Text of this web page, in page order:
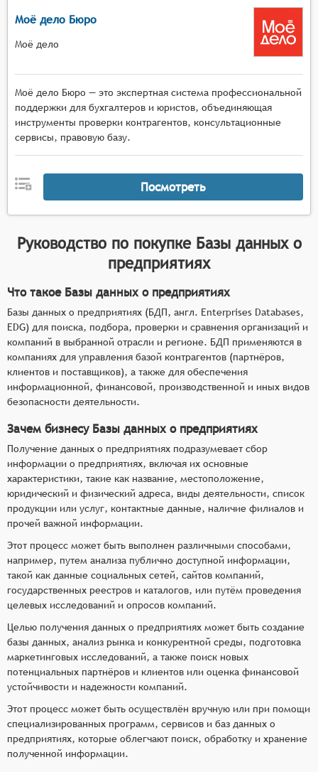
Моё дело Бюро
Моё дело
Моё дело Бюро — это экспертная система профессиональной
поддержки для бухгалтеров и юристов, объединяющая
инструменты проверки контрагентов, консультационные
сервисы, правовую базу.
Посмотреть
Руководство по покупке Базы данных о
предприятиях
Что такое Базы данных о предприятиях
Базы данных о предприятиях (БДП, англ. Enterprises Databases,
EDG) для поиска, подбора, проверки и сравнения организаций и
компаний в выбранной отрасли и регионе. БДП применяются в
компаниях для управления базой контрагентов (партнёров,
клиентов и поставщиков), а также для обеспечения
информационной, финансовой, производственной и иных видов
безопасности деятельности.
Зачем бизнесу Базы данных о предприятиях
Получение данных о предприятиях подразумевает сбор
информации о предприятиях, включая их основные
характеристики, такие как название, местоположение,
юридический и физический адреса, виды деятельности, список
продукции или услуг, контактные данные, наличие филиалов и
прочей важной информации.
Этот процесс может быть выполнен различными способами,
например, путем анализа публично доступной информации,
такой как данные социальных сетей, сайтов компаний,
государственных реестров и каталогов, или путём проведения
целевых исследований и опросов компаний.
Целью получения данных о предприятиях может быть создание
базы данных, анализ рынка и конкурентной среды, подготовка
маркетинговых исследований, а также поиск новых
потенциальных партнёров и клиентов или оценка финансовой
устойчивости и надежности компаний.
Этот процесс может быть осуществлён вручную или при помощи
специализированных программ, сервисов и баз данных о
предприятиях, которые облегчают поиск, обработку и хранение
полученной информации.